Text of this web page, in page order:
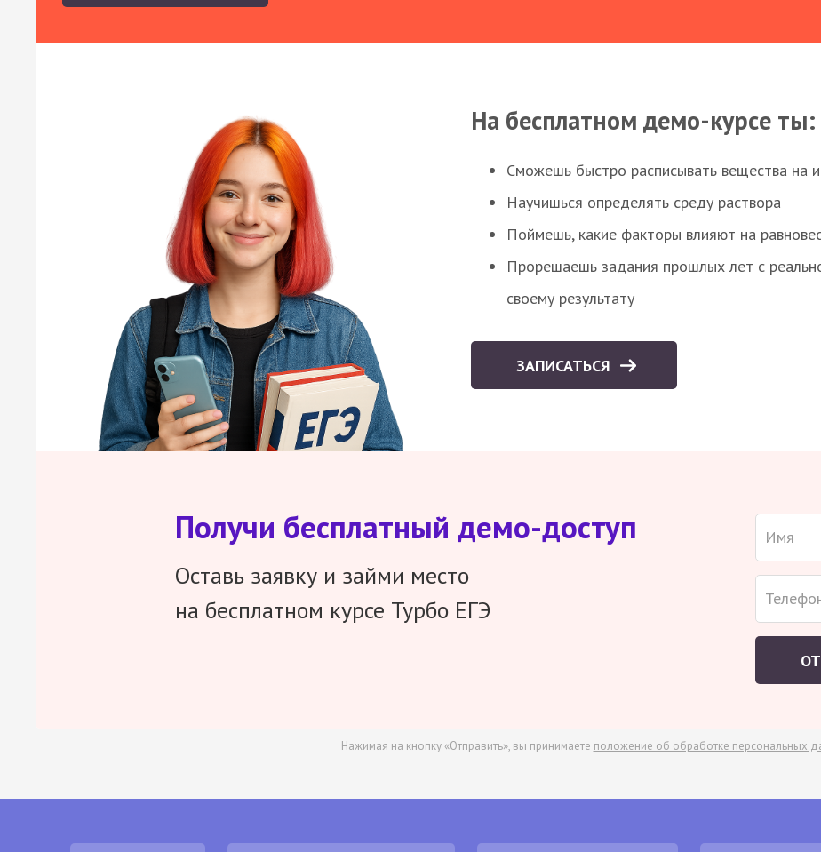
На бесплатном демо-курсе ты:
Сможешь быстро расписывать вещества на
Научишься определять среду раствора
Поймешь, какие факторы влияют на
Прорешаешь задания прошлых лет с
своему результату
ЗАПИСАТЬСЯ
Получи бесплатный демо-доступ
Оставь заявку и займи место
на бесплатном курсе Турбо ЕГЭ
Нажимая на кнопку «Отправить», вы принимаете положение об обработке персональных